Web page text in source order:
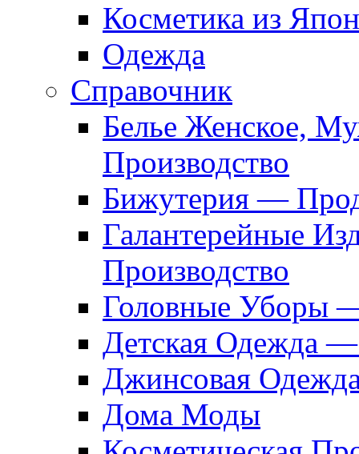
Косметика из
Одежда
Справочник
Белье Женское,
Производство
Бижутерия —
Галантерейные
Производство
Головные Уборы
Детская Одежда
Джинсовая
Дома Моды